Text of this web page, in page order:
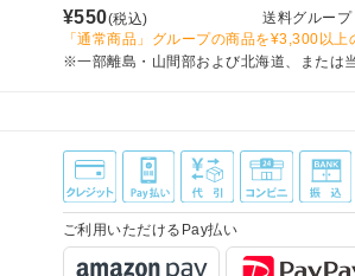
¥550(税込) 送料グループ
「通常商品」グループの商品を¥3,300以上
※一部離島・山間部および北海道、または
ご利用いただけるPay払い